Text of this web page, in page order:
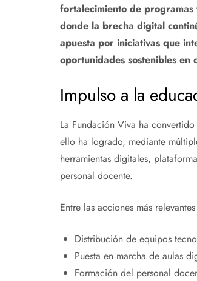
fortalecimiento de programas
donde la brecha digital
apuesta por iniciativas que
oportunidades sostenibles en
Impulso a la
La Fundación Viva ha
ello ha logrado, mediante
herramientas digitales,
personal docente.
Entre las acciones más
Distribución de equipos
Puesta en marcha de aulas
Formación del personal